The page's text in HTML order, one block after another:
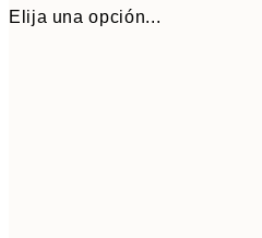
Elija una opción...